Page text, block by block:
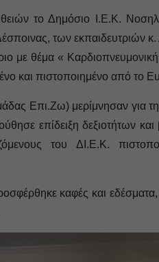
το Δημόσιο Ι.Ε.Κ.
των εκπαιδευτριών
με θέμα «
και πιστοποιημένο από το
Επι.Ζω) μερίμνησαν για
επίδειξη δεξιοτήτων
του ΔΙ.Ε.Κ.
καφές και